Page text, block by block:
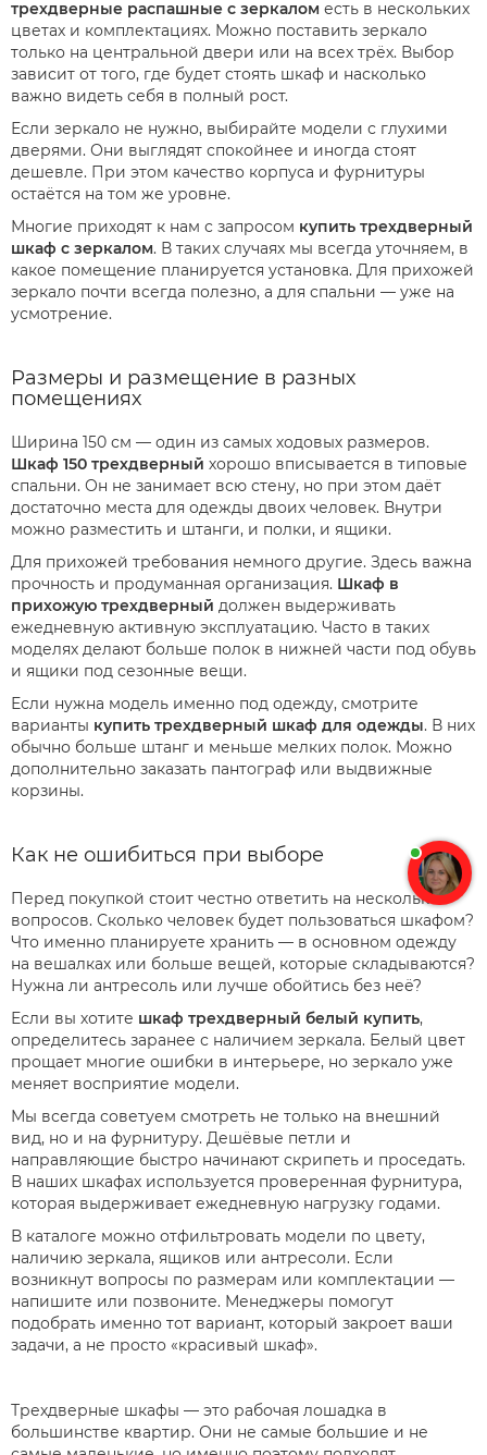
трехдверные распашные с зеркалом есть в нескольких
цветах и комплектациях. Можно поставить зеркало
только на центральной двери или на всех трёх. Выбор
зависит от того, где будет стоять шкаф и насколько
важно видеть себя в полный рост.
Если зеркало не нужно, выбирайте модели с глухими
дверями. Они выглядят спокойнее и иногда стоят
дешевле. При этом качество корпуса и фурнитуры
остаётся на том же уровне.
Многие приходят к нам с запросом купить трехдверный
шкаф с зеркалом. В таких случаях мы всегда уточняем, в
какое помещение планируется установка. Для прихожей
зеркало почти всегда полезно, а для спальни — уже на
усмотрение.
Размеры и размещение в разных
помещениях
Ширина 150 см — один из самых ходовых размеров.
Шкаф 150 трехдверный хорошо вписывается в типовые
спальни. Он не занимает всю стену, но при этом даёт
достаточно места для одежды двоих человек. Внутри
можно разместить и штанги, и полки, и ящики.
Для прихожей требования немного другие. Здесь важна
прочность и продуманная организация. Шкаф в
прихожую трехдверный должен выдерживать
ежедневную активную эксплуатацию. Часто в таких
моделях делают больше полок в нижней части под обувь
и ящики под сезонные вещи.
Если нужна модель именно под одежду, смотрите
варианты купить трехдверный шкаф для одежды. В них
обычно больше штанг и меньше мелких полок. Можно
дополнительно заказать пантограф или выдвижные
корзины.
Как не ошибиться при выборе
Перед покупкой стоит честно ответить на несколько
вопросов. Сколько человек будет пользоваться шкафом?
Что именно планируете хранить — в основном одежду
на вешалках или больше вещей, которые складываются?
Нужна ли антресоль или лучше обойтись без неё?
Если вы хотите шкаф трехдверный белый купить,
определитесь заранее с наличием зеркала. Белый цвет
прощает многие ошибки в интерьере, но зеркало уже
меняет восприятие модели.
Мы всегда советуем смотреть не только на внешний
вид, но и на фурнитуру. Дешёвые петли и
направляющие быстро начинают скрипеть и проседать.
В наших шкафах используется проверенная фурнитура,
которая выдерживает ежедневную нагрузку годами.
В каталоге можно отфильтровать модели по цвету,
наличию зеркала, ящиков или антресоли. Если
возникнут вопросы по размерам или комплектации —
напишите или позвоните. Менеджеры помогут
подобрать именно тот вариант, который закроет ваши
задачи, а не просто «красивый шкаф».
Трехдверные шкафы — это рабочая лошадка в
большинстве квартир. Они не самые большие и не